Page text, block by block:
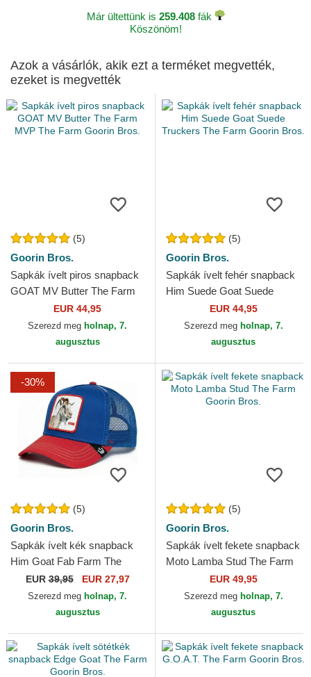
Már ültettünk is 259.408fák
Köszönöm!
Azok a vásárlók, akik ezt a terméket megvették,
ezeket is megvették
(5)
Goorin Bros.
Sapkák ívelt piros snapback
GOAT MV Butter The Farm
MVP The Farm Goorin Bros.
EUR 44,95
Szerezd meg holnap, 7.
augusztus
(5)
Goorin Bros.
Sapkák ívelt fehér snapback
Him Suede Goat Suede
Truckers The Farm Goorin
Bros.
EUR 44,95
Szerezd meg holnap, 7.
augusztus
-30%
(5)
Goorin Bros.
Sapkák ívelt kék snapback
Him Goat Fab Farm The
Farm Goorin Bros.
EUR39,95 EUR 27,97
Szerezd meg holnap, 7.
augusztus
(5)
Goorin Bros.
Sapkák ívelt fekete snapback
Moto Lamba Stud The Farm
Goorin Bros.EUR 49,95
Szerezd meg holnap, 7.
augusztus